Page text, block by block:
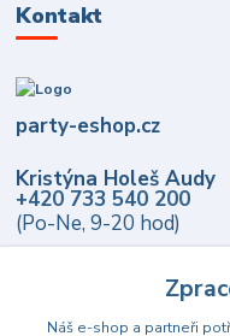
Kontakt
party-eshop.cz
Kristýna Holeš Audy
+420 733 540 200
(Po-Ne, 9-20 hod)
Náš e-shop a partneři